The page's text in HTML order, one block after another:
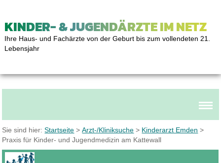
KINDER- & JUGENDÄRZTE IM NETZ
Ihre Haus- und Fachärzte von der Geburt bis zum vollendeten 21.
Lebensjahr
Sie sind hier:Startseite >Arzt-/Kliniksuche > Kinderarzt Emden >
Praxis für Kinder- und Jugendmedizin am Kattewall